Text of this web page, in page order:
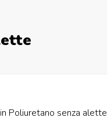
Poliuretano senza alette